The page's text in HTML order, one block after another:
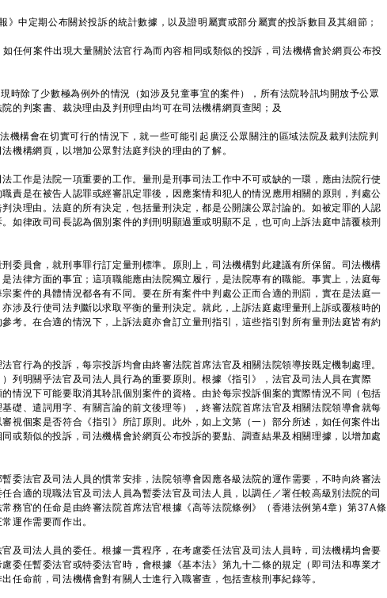
》中定期公布關於投訴的統計數據，以及證明屬實或部分屬實的投訴數目及其細節；
如任何案件出現大量關於法官行為而內容相同或類似的投訴，司法機構會於網頁公布投
時除了少數極為例外的情況（如涉及兒童事宜的案件），所有法院聆訊均開放予公眾
的判案書、裁決理由及判刑理由均可在司法機構網頁查閱；及
機構會在切實可行的情況下，就一些可能引起廣泛公眾關注的區域法院及裁判法院判
機構網頁，以增加公眾對法庭判決的理由的了解。
法工作是法院一項重要的工作。量刑是刑事司法工作中不可或缺的一環，應由法院行使
責是在被告人認罪或經審訊定罪後，因應案情和犯人的情況應用相關的原則，判處公
決理由。法庭的所有決定，包括量刑決定，都是公開讓公眾討論的。如被定罪的人認
如律政司司長認為個別案件的判刑明顯過重或明顯不足，也可向上訴法庭申請覆核刑
員會，就刑事罪行訂定量刑標準。原則上，司法機構對此建議有所保留。司法機構
法律方面的事宜；這項職能應由法院獨立履行，是法院專有的職能。事實上，法庭每
案件的具體情況都各有不同。要在所有案件中判處公正而合適的刑罰，實在是法庭一
涉及行使司法判斷以求取平衡的量刑決定。就此，上訴法庭處理量刑上訴或覆核時的
考。在合適的情況下，上訴法庭亦會訂立量刑指引，這些指引對所有量刑法庭皆有約
法官行為的投訴，每宗投訴均會由終審法院首席法官及相關法院領導按既定機制處理。
）列明關乎法官及司法人員行為的重要原則。根據《指引》，法官及司法人員在實際
情況下可能要取消其聆訊個別案件的資格。由於每宗投訴個案的實際情況不同（包括
礎、遣詞用字、有關言論的前文後理等），終審法院首席法官及相關法院領導會就每
視個案是否符合《指引》所訂原則。此外，如上文第（一）部分所述，如任何案件出
或類似的投訴，司法機構會於網頁公布投訴的要點、調查結果及相關理據，以增加處
暫委法官及司法人員的慣常安排，法院領導會因應各級法院的運作需要，不時向終審法
合適的現職法官及司法人員為暫委法官及司法人員，以調任／署任較高級別法院的司
務官的任命是由終審法院首席法官根據《高等法院條例》（香港法例第4章）第37A條
運作需要而作出。
官及司法人員的委任。根據一貫程序，在考慮委任法官及司法人員時，司法機構均會要
委任暫委法官或特委法官時，會根據《基本法》第九十二條的規定（即司法和專業才
任命前，司法機構會對有關人士進行入職審查，包括查核刑事紀錄等。